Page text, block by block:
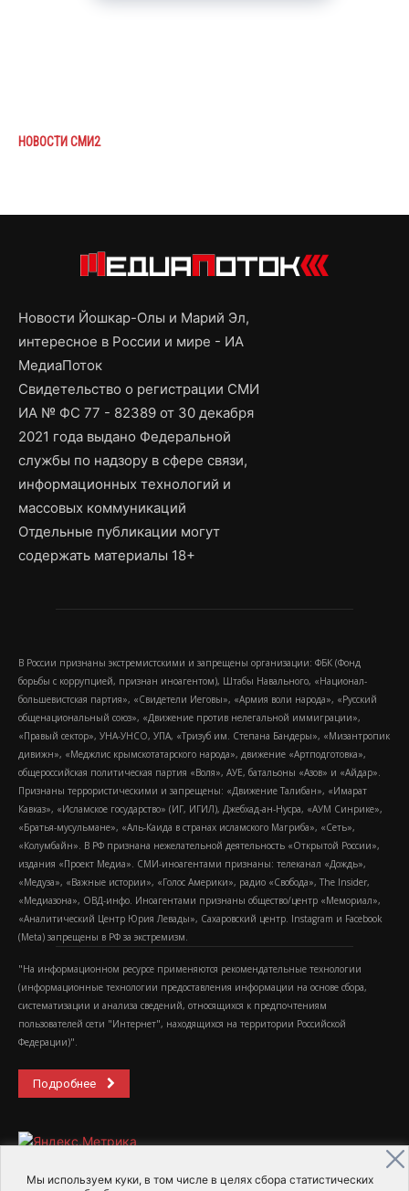
Мы используем куки, в том числе в целях сбора статистических
НОВОСТИ СМИ2
Новости Йошкар-Олы и Марий Эл,
интересное в России и мире - ИА
МедиаПоток
Свидетельство о регистрации СМИ
ИА № ФС 77 - 82389 от 30 декабря
2021 года выдано Федеральной
службы по надзору в сфере связи,
информационных технологий и
массовых коммуникаций
Отдельные публикации могут
содержать материалы 18+
В России признаны экстремистскими и запрещены организации: ФБК (Фонд
борьбы с коррупцией, признан иноагентом), Штабы Навального, «Национал-
большевистская партия», «Свидетели Иеговы», «Армия воли народа», «Русский
общенациональный союз», «Движение против нелегальной иммиграции»,
«Правый сектор», УНА-УНСО, УПА, «Тризуб им. Степана Бандеры», «Мизантропик
дивижн», «Меджлис крымскотатарского народа», движение «Артподготовка»,
общероссийская политическая партия «Воля», АУЕ, батальоны «Азов» и «Айдар».
Признаны террористическими и запрещены: «Движение Талибан», «Имарат
Кавказ», «Исламское государство» (ИГ, ИГИЛ), Джебхад-ан-Нусра, «АУМ Синрике»,
«Братья-мусульмане», «Аль-Каида в странах исламского Магриба», «Сеть»,
«Колумбайн». В РФ признана нежелательной деятельность «Открытой России»,
издания «Проект Медиа». СМИ-иноагентами признаны: телеканал «Дождь»,
«Медуза», «Важные истории», «Голос Америки», радио «Свобода», The Insider,
«Медиазона», ОВД-инфо. Иноагентами признаны общество/центр «Мемориал»,
«Аналитический Центр Юрия Левады», Сахаровский центр. Instagram и Facebook
(Metа) запрещены в РФ за экстремизм.
"На информационном ресурсе применяются рекомендательные технологии
(информационные технологии предоставления информации на основе сбора,
систематизации и анализа сведений, относящихся к предпочтениям
пользователей сети "Интернет", находящихся на территории Российской
Федерации)".
Подробнее